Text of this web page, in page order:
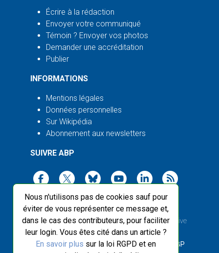
Nous n'utilisons pas de cookies sauf pour
éviter de vous représenter ce message et,
dans le cas des contributeurs, pour faciliter
leur login. Vous êtes cité dans un article ?
En savoir plus sur la loi RGPD et en
Écrire à la rédaction
Envoyer votre communiqué
Témoin ? Envoyer vos photos
Demander une accréditation
Publier
INFORMATIONS
Mentions légales
Données personnelles
Sur Wikipédia
Abonnement aux newsletters
SUIVRE ABP
2003-2026 ©Agence Bretagne Presse, sauf Creative
Commons
Front-end design :Breizhek Studio , Back-end : ABP